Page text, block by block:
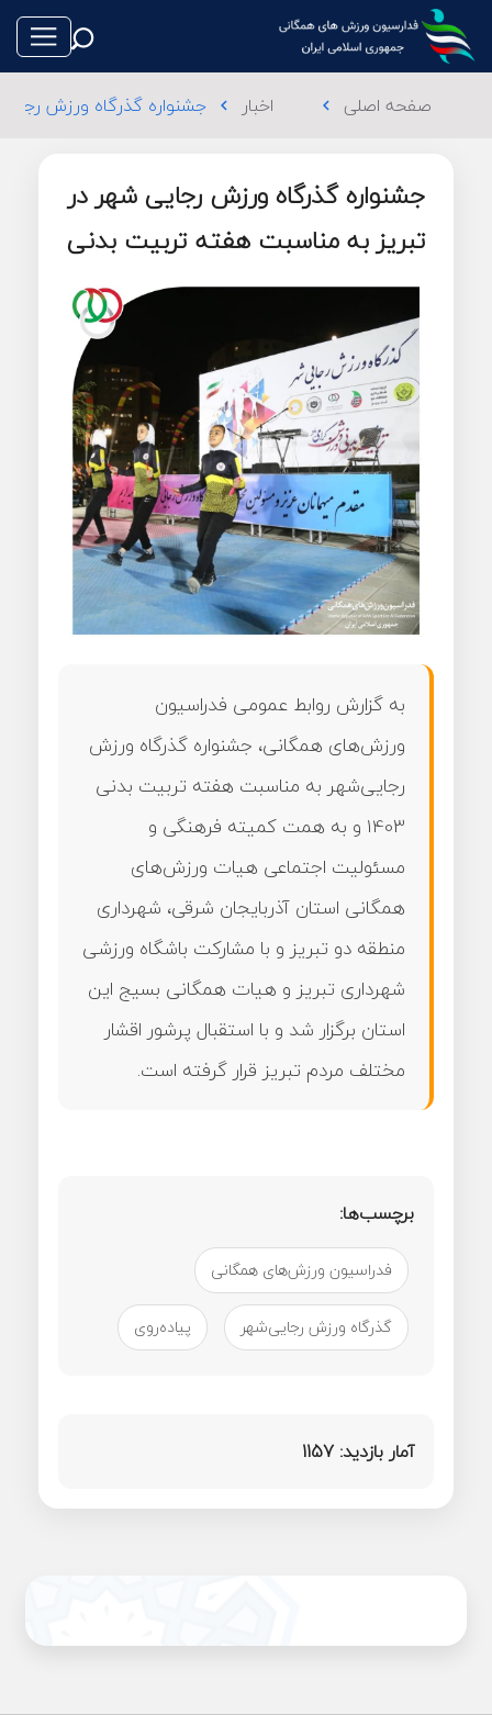
صفحه اصلی chevron_left اخبار chevron_left جشنواره گذرگاه ورزش
جشنواره گذرگاه ورزش رجایی‌ شهر در
تبریز به مناسبت هفته تربیت‌ بدنی
به گزارش روابط عمومی فدراسیون
ورزش‌های همگانی، جشنواره گذرگاه ورزش
رجایی‌شهر به مناسبت هفته تربیت بدنی
1403 و به همت کمیته فرهنگی و
مسئولیت اجتماعی هیات ورزش‌های
همگانی استان آذربایجان شرقی، شهرداری
منطقه دو تبریز و با مشارکت باشگاه ورزشی
شهرداری تبریز و هیات همگانی بسیج این
استان برگزار شد و با استقبال پرشور اقشار
مختلف مردم تبریز قرار گرفته است.
برچسب‌ها:
فدراسیون ورزش‌های همگانی
گذرگاه ورزش رجایی‌شهر پیاده‌روی
آمار بازدید: 1157
طناب بازی
فوتبال
والیبال
تکواندو